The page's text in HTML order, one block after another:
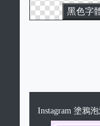
黑色字
Instagram 塗鴉